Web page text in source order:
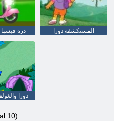
درة المستكشفة دورا
دورا
10)